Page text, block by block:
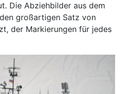
Die Abziehbilder aus dem
großartigen Satz von
der Markierungen für jedes